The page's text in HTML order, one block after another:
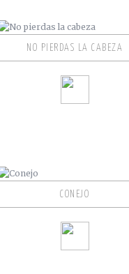
NO PIERDAS LA CABEZA
CONEJO